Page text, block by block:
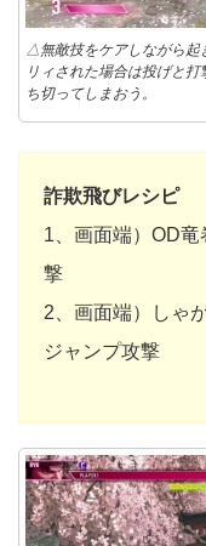
△無敵技をケアしながら起
リィされた場合は投げと
ち切ってしまおう。
詐欺飛びレシピ
1、画面端）OD
撃
2、画面端）しゃ
ジャンプ攻撃